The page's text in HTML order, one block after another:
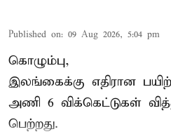
Published on: 09 Aug 2026, 5:04 pm
கொழும்பு,
இலங்கைக்கு எதிரான
அணி 6 விக்கெட்டுகள்
பெற்றது.